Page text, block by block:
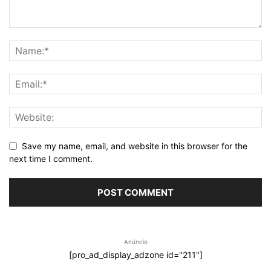
Save my name, email, and website in this browser for the
next time I comment.
Anúncio
[pro_ad_display_adzone id="211"]